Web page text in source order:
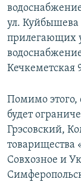
ул. Куйбышева
прилегающих
Кечкеметская
Помимо этого,
будет
Грэсовский,
товарищества
Совхозное и